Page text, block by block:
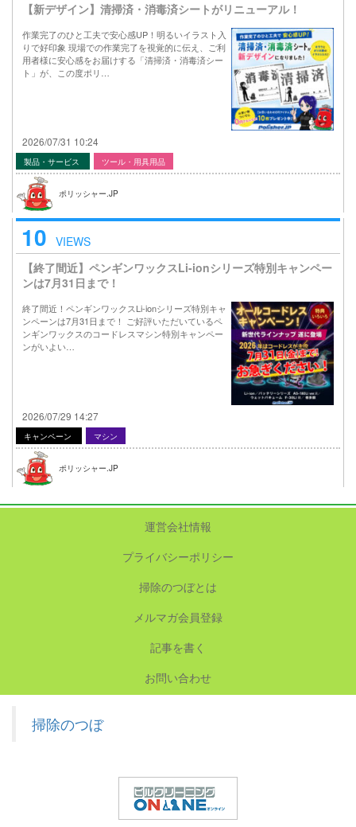
【新デザイン】清掃済・消毒済シートがリニューアル！
作業完了のひと工夫で安心感UP！明るいイラスト入
りで好印象 現場での作業完了を視覚的に伝え、ご利
用者様に安心感をお届けする「清掃済・消毒済シー
ト」が、この度ポリ…
2026/07/31 10:24
製品・サービス ツール・用具用品
ポリッシャー.JP
10 VIEWS
【終了間近】ペンギンワックスLi-ionシリーズ特別キャンペー
ンは7月31日まで！
終了間近！ペンギンワックスLi-ionシリーズ特別キャ
ンペーンは7月31日まで！ ご好評いただいているペ
ンギンワックスのコードレスマシン特別キャンペー
ンがいよい…
2026/07/29 14:27
キャンペーン マシン
ポリッシャー.JP
運営会社情報
プライバシーポリシー
掃除のつぼとは
メルマガ会員登録
記事を書く
お問い合わせ
掃除のつぼ